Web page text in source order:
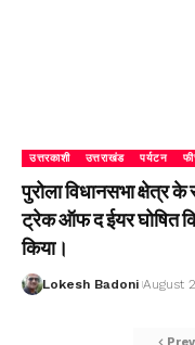
उत्तरकाशी उत्तराखंड पर्यटन
पुरोला विधानसभा क्षेत्र
ट्रेक ऑफ द ईयर घोषित
किया।
Lokesh Badoni August